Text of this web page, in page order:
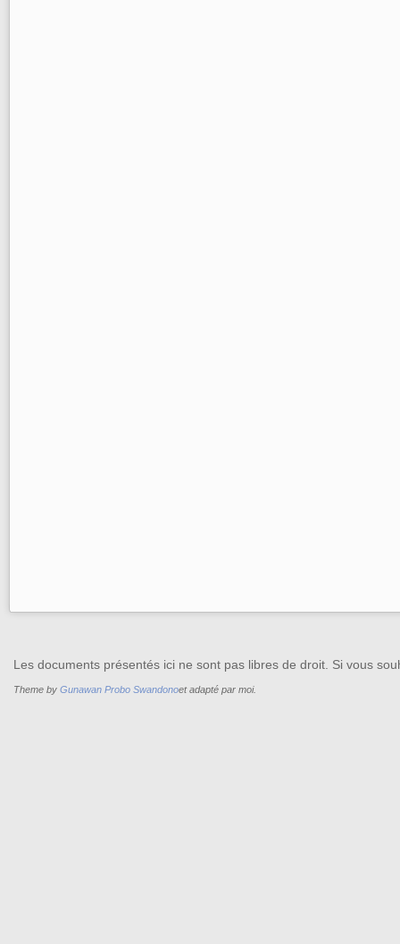
Les documents présentés ici ne sont pas libres de droit. Si vous
Theme by Gunawan Probo Swandonoet adapté par moi.